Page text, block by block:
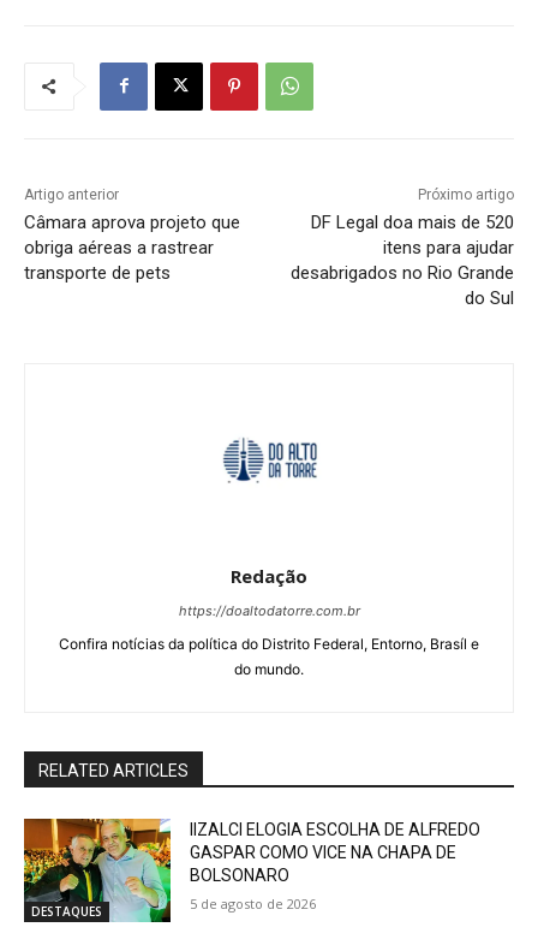
Artigo anterior
Câmara aprova projeto que
obriga aéreas a rastrear
transporte de pets
Próximo artigo
DF Legal doa mais de 520
itens para ajudar
desabrigados no Rio Grande
do Sul
Redação
https://doaltodatorre.com.br
Confira notícias da política do Distrito Federal, Entorno, Brasíl e
do mundo.
RELATED ARTICLES
DESTAQUES
IIZALCI ELOGIA ESCOLHA DE ALFREDO
GASPAR COMO VICE NA CHAPA DE
BOLSONARO
5 de agosto de 2026